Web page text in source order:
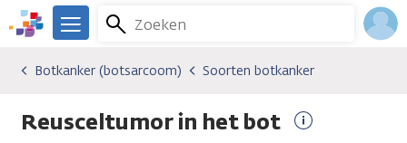
Overslaan
en
gaan
We
er
je.
Zoeken
Menu
Kankersoorten
Botkanker (botsarcoom)
Soorten botkanker
Botkanker (botsarcoom) Soorten botkanker
Reusceltumor in het bot